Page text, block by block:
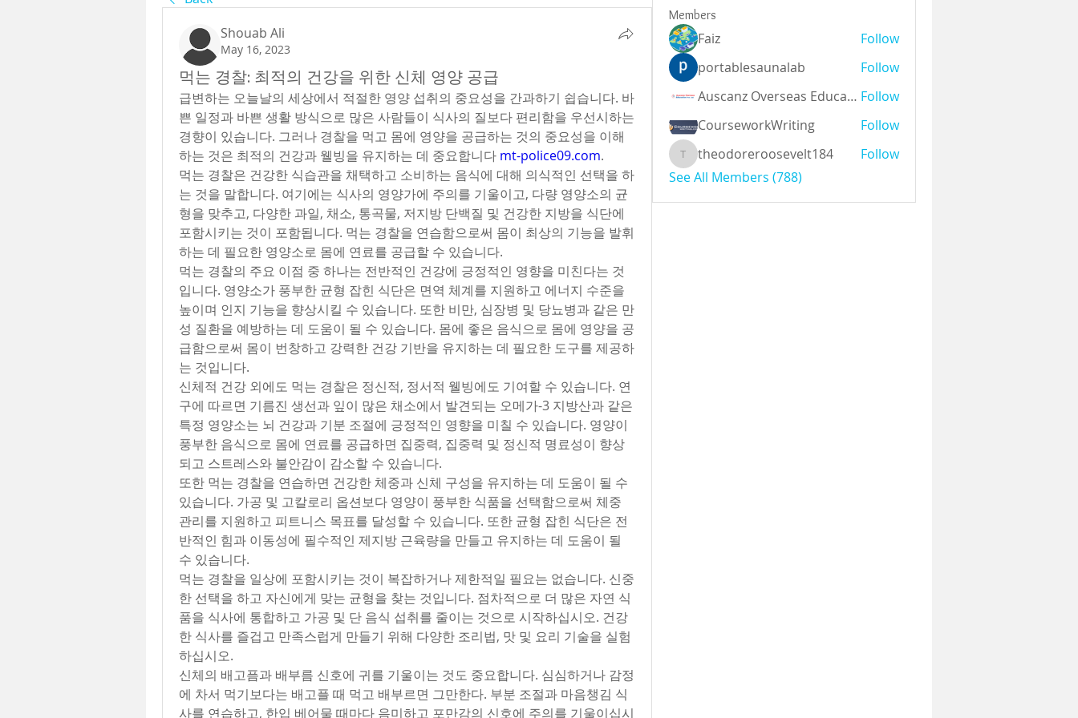
Shouab Ali
May 16, 2023
먹는 경찰: 최적의 건강을 위한 신체 영양 공급
급변하는 오늘날의 세상에서 적절한 영양 섭취의 중요성을 간과하기 쉽습니다. 바
쁜 일정과 바쁜 생활 방식으로 많은 사람들이 식사의 질보다 편리함을 우선시하는
경향이 있습니다. 그러나 경찰을 먹고 몸에 영양을 공급하는 것의 중요성을 이해
하는 것은 최적의 건강과 웰빙을 유지하는 데 중요합니다 mt-police09.com.
먹는 경찰은 건강한 식습관을 채택하고 소비하는 음식에 대해 의식적인 선택을 하
는 것을 말합니다. 여기에는 식사의 영양가에 주의를 기울이고, 다량 영양소의 균
형을 맞추고, 다양한 과일, 채소, 통곡물, 저지방 단백질 및 건강한 지방을 식단에
포함시키는 것이 포함됩니다. 먹는 경찰을 연습함으로써 몸이 최상의 기능을 발휘
하는 데 필요한 영양소로 몸에 연료를 공급할 수 있습니다.
먹는 경찰의 주요 이점 중 하나는 전반적인 건강에 긍정적인 영향을 미친다는 것
입니다. 영양소가 풍부한 균형 잡힌 식단은 면역 체계를 지원하고 에너지 수준을
높이며 인지 기능을 향상시킬 수 있습니다. 또한 비만, 심장병 및 당뇨병과 같은 만
성 질환을 예방하는 데 도움이 될 수 있습니다. 몸에 좋은 음식으로 몸에 영양을 공
급함으로써 몸이 번창하고 강력한 건강 기반을 유지하는 데 필요한 도구를 제공하
는 것입니다.
신체적 건강 외에도 먹는 경찰은 정신적, 정서적 웰빙에도 기여할 수 있습니다. 연
구에 따르면 기름진 생선과 잎이 많은 채소에서 발견되는 오메가-3 지방산과 같은
특정 영양소는 뇌 건강과 기분 조절에 긍정적인 영향을 미칠 수 있습니다. 영양이
풍부한 음식으로 몸에 연료를 공급하면 집중력, 집중력 및 정신적 명료성이 향상
되고 스트레스와 불안감이 감소할 수 있습니다.
또한 먹는 경찰을 연습하면 건강한 체중과 신체 구성을 유지하는 데 도움이 될 수
있습니다. 가공 및 고칼로리 옵션보다 영양이 풍부한 식품을 선택함으로써 체중
관리를 지원하고 피트니스 목표를 달성할 수 있습니다. 또한 균형 잡힌 식단은 전
반적인 힘과 이동성에 필수적인 제지방 근육량을 만들고 유지하는 데 도움이 될
수 있습니다.
먹는 경찰을 일상에 포함시키는 것이 복잡하거나 제한적일 필요는 없습니다. 신중
한 선택을 하고 자신에게 맞는 균형을 찾는 것입니다. 점차적으로 더 많은 자연 식
품을 식사에 통합하고 가공 및 단 음식 섭취를 줄이는 것으로 시작하십시오. 건강
한 식사를 즐겁고 만족스럽게 만들기 위해 다양한 조리법, 맛 및 요리 기술을 실험
하십시오.
신체의 배고픔과 배부름 신호에 귀를 기울이는 것도 중요합니다. 심심하거나 감정
에 차서 먹기보다는 배고플 때 먹고 배부르면 그만한다. 부분 조절과 마음챙김 식
사를 연습하고, 한입 베어물 때마다 음미하고 포만감의 신호에 주의를 기울이십시
Members
Faiz
Follow
portablesaunalab
Follow
Auscanz Overseas Education Pvt Ltd Follow
CourseworkWriting
Follow
theodoreroosevelt184
theodoreroosevelt184
Follow
See All Members (788)